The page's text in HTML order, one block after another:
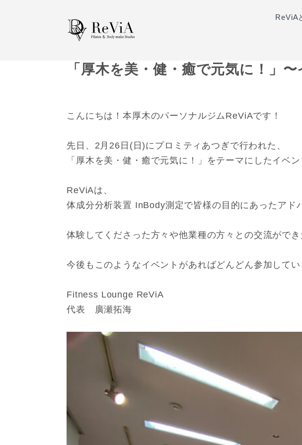
ReViA
「厚木を美・健・癒で元気に！」
こんにちは！本厚木のパーソナルジムReViAです！
先日、2月26日(日)にプロミティあつぎで行われた、
「厚木を美・健・癒で元気に！」をテーマにしたイベ
ReViAは、
体成分分析装置 InBody測定で皆様の目的にあったアド
体験してくださった方々や他業種の方々との交流がで
今後もこのようなイベントがあればどんどん参加してい
Fitness Lounge ReViA
代表 廣瀬拓海